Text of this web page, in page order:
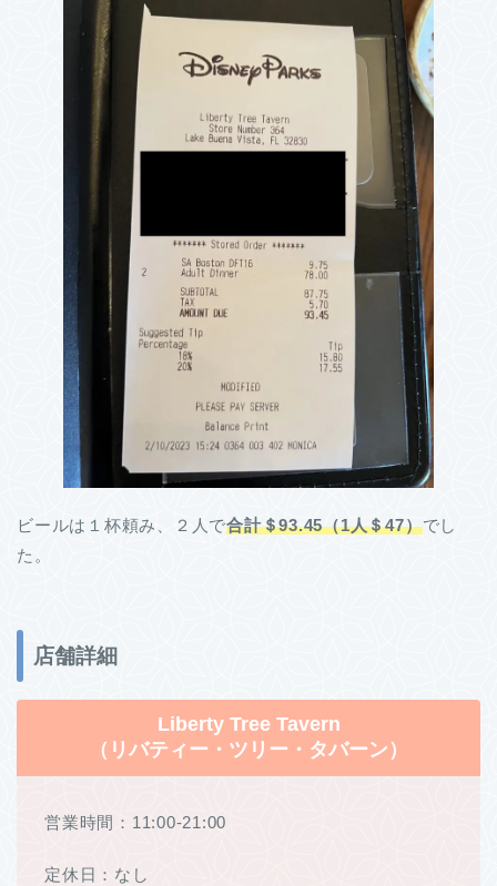
ビールは１杯頼み、２人で合計＄93.45（1人＄47）でし
た。
店舗詳細
Liberty Tree Tavern
（リバティー・ツリー・タバーン）
営業時間：11:00-21:00
定休日：なし